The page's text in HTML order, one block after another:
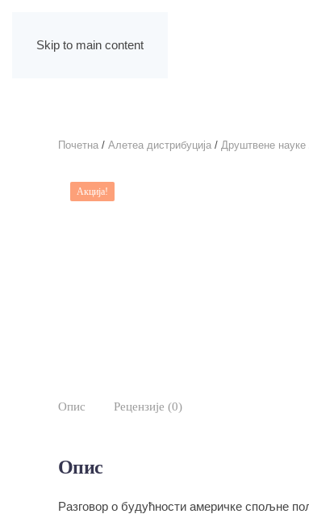
Skip to main content
Почетна / Алетеа дистрибуција / Друштвене науке
Акција!
Опис Рецензије (0)
Опис
Разговор о будућности америчке спољне